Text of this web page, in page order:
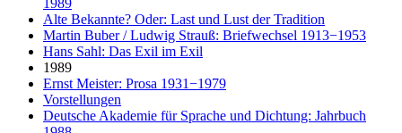
Alte Bekannte? Oder: Last und Lust der Tradition
Martin Buber / Ludwig Strauß: Briefwechsel 1913−1953
Hans Sahl: Das Exil im Exil
1989
Ernst Meister: Prosa 1931−1979
Vorstellungen
Deutsche Akademie für Sprache und Dichtung: Jahrbuch